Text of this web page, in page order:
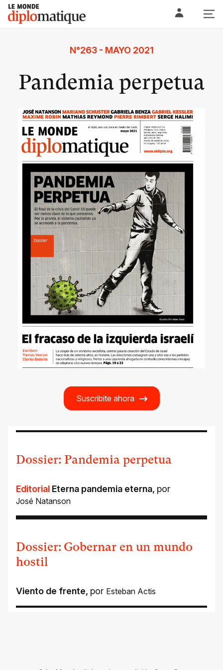
Skip
content
Le monde diplomatique
N°263 - MAYO 2021
Pandemia perpetua
Suscribite ahora
Dossier: Pandemia perpetua
Editorial Eterna pandemia eterna, por
José Natanson
Dossier: Gobernar en un mundo
hostil
Viento de frente, por Esteban Actis